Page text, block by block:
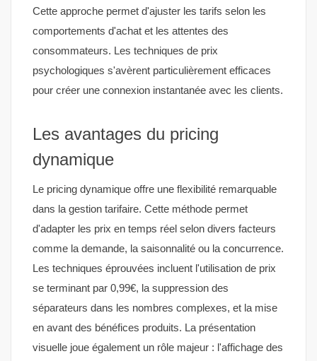
Cette approche permet d'ajuster les tarifs selon les
comportements d'achat et les attentes des
consommateurs. Les techniques de prix
psychologiques s'avèrent particulièrement efficaces
pour créer une connexion instantanée avec les clients.
Les avantages du pricing
dynamique
Le pricing dynamique offre une flexibilité remarquable
dans la gestion tarifaire. Cette méthode permet
d'adapter les prix en temps réel selon divers facteurs
comme la demande, la saisonnalité ou la concurrence.
Les techniques éprouvées incluent l'utilisation de prix
se terminant par 0,99€, la suppression des
séparateurs dans les nombres complexes, et la mise
en avant des bénéfices produits. La présentation
visuelle joue également un rôle majeur : l'affichage des